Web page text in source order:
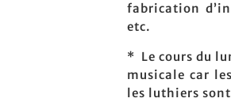
fabrication
etc.
* Le cours du
musicale car
les luthiers